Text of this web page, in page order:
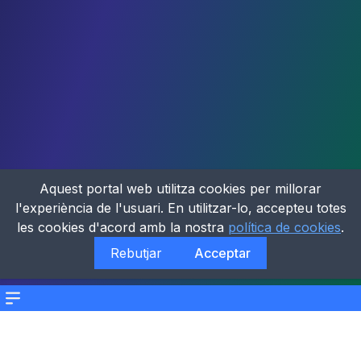
Menu
Aquest portal web utilitza cookies per millorar
l'experiència de l'usuari. En utilitzar-lo, accepteu totes
les cookies d'acord amb la nostra política de cookies.
Rebutjar
Acceptar